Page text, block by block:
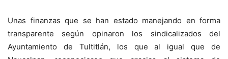
Unas finanzas que se han estado manejando en forma
transparente según opinaron los sindicalizados del
Ayuntamiento de Tultitlán, los que al igual que de